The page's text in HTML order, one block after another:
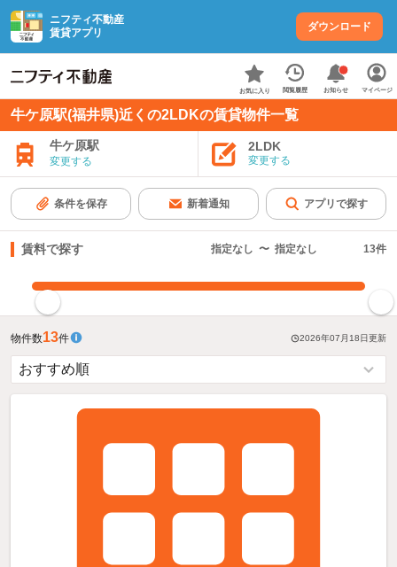
ニフティ不動産
賃貸アプリ
ダウンロード
お気に入り 閲覧履歴 お知らせ マイページ
牛ケ原駅(福井県)近くの2LDKの賃貸物件一覧
牛ケ原駅
変更する
2LDK
変更する
条件を保存 新着通知 アプリで探す
賃料で探す 指定なし 〜 指定なし 13件
物件数13件 2026年07月18日更新